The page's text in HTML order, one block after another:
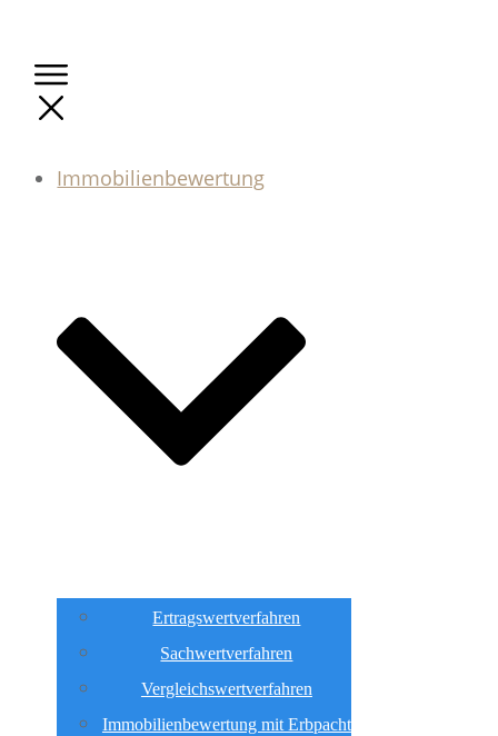
Immobilienbewertung
Ertragswertverfahren
Sachwertverfahren
Vergleichswertverfahren
Immobilienbewertung mit Erbpacht